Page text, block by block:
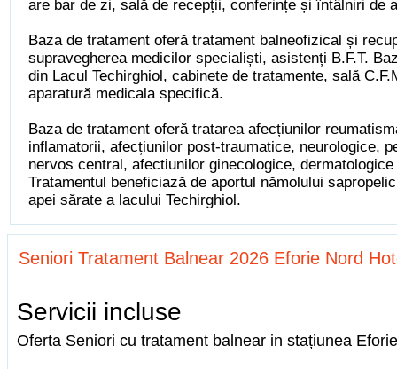
are bar de zi, sală de recepții, conferințe și întâlniri de
Baza de tratament oferă tratament balneofizical și
supravegherea medicilor specialiști, asistenți B.F.T.
din Lacul Techirghiol, cabinete de tratamente, sală
aparatură medicala specifică.
Baza de tratament oferă tratarea afecțiunilor
inflamatorii, afecțiunilor post-traumatice, neurologice,
nervos central, afectiunilor ginecologice,
Tratamentul beneficiază de aportul nămolului
apei sărate a lacului Techirghiol.
Seniori Tratament Balnear 2026 Eforie Nord
Servicii incluse
Oferta Seniori cu tratament balnear in stațiunea